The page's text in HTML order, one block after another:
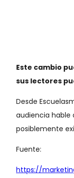
Este cambio
sus lectores
Desde
audiencia hable
posiblemente
Fuente:
https://